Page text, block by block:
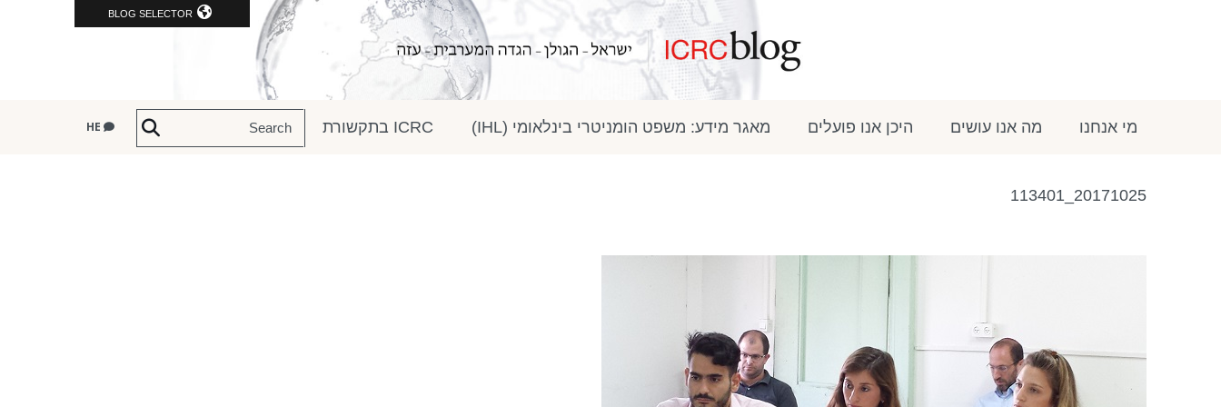
BLOG SELECTOR
מי אנחנו מה אנו עושים היכן אנו פועלים מאגר מידע: משפט הומניטרי בינלאומי (IHL) ICRC בתקשורת
20171025_113401